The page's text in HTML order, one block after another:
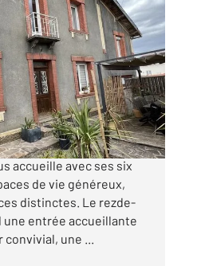
€
cette vaste
accueille avec ses six
de vie généreux,
distinctes. Le rezde-
une entrée accueillante
une ...